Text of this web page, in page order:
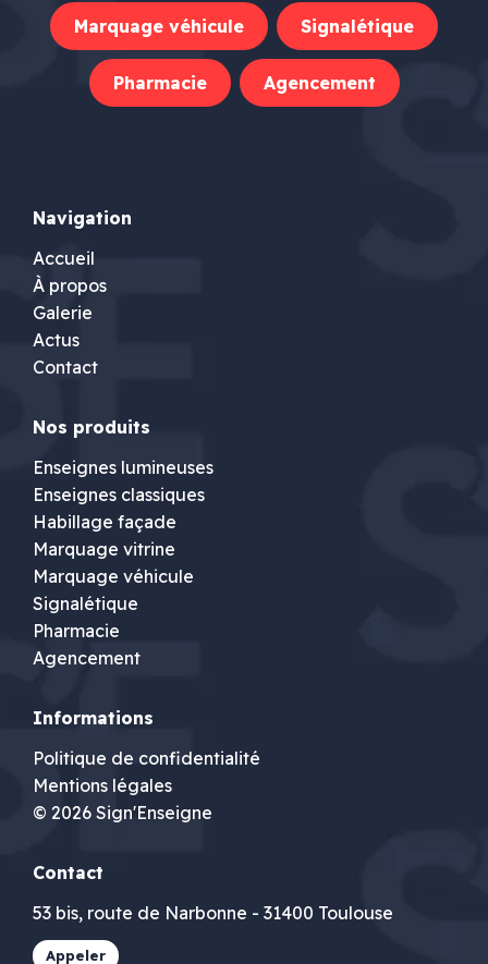
Marquage véhicule Signalétique
Pharmacie Agencement
Navigation
Accueil
À propos
Galerie
Actus
Contact
Nos produits
Enseignes lumineuses
Enseignes classiques
Habillage façade
Marquage vitrine
Marquage véhicule
Signalétique
Pharmacie
Agencement
Informations
Politique de confidentialité
Mentions légales
© 2026 Sign'Enseigne
Contact
53 bis, route de Narbonne - 31400 Toulouse
Appeler